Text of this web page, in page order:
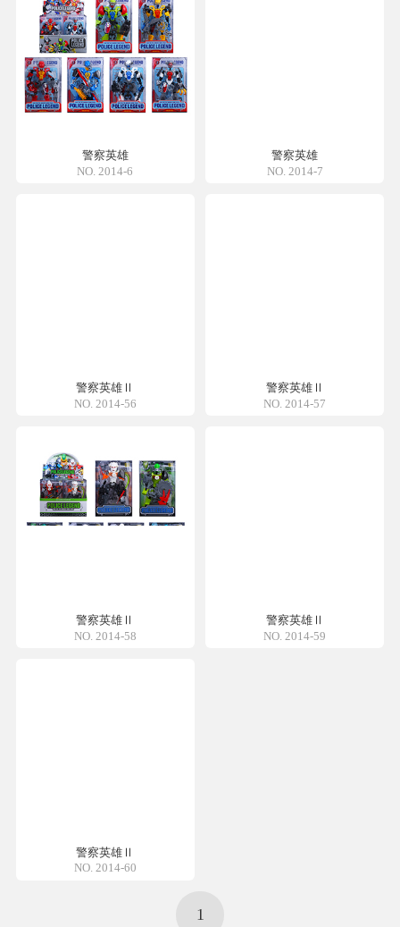
警察英雄
NO. 2014-6
警察英雄
NO. 2014-7
警察英雄Ⅱ
NO. 2014-56
警察英雄Ⅱ
NO. 2014-57
警察英雄Ⅱ
NO. 2014-58
警察英雄Ⅱ
NO. 2014-59
警察英雄Ⅱ
NO. 2014-60
1